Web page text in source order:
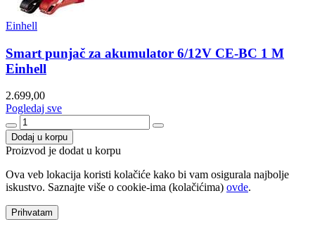
Einhell
Smart punjač za akumulator 6/12V CE-BC 1 M
Einhell
2.699,00
Pogledaj sve
Dodaj u korpu
Proizvod je dodat u korpu
Ova veb lokacija koristi kolačiće kako bi vam osigurala najbolje
iskustvo. Saznajte više o cookie-ima (kolačićima) ovde.
Prihvatam